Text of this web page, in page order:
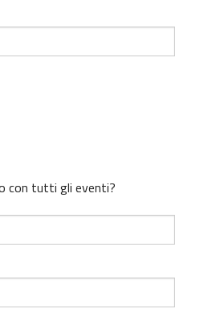
con tutti gli eventi?